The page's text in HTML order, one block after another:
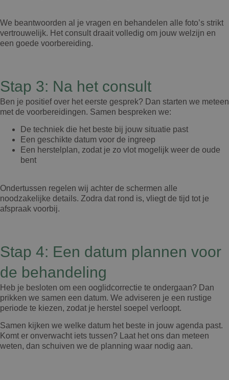
We beantwoorden al je vragen en behandelen alle foto’s strikt
vertrouwelijk. Het consult draait volledig om jouw welzijn en
een goede voorbereiding.
Stap 3: Na het consult
Ben je positief over het eerste gesprek? Dan starten we meteen
met de voorbereidingen. Samen bespreken we:
De techniek die het beste bij jouw situatie past
Een geschikte datum voor de ingreep
Een herstelplan, zodat je zo vlot mogelijk weer de oude
bent
Ondertussen regelen wij achter de schermen alle
noodzakelijke details. Zodra dat rond is, vliegt de tijd tot je
afspraak voorbij.
Stap 4: Een datum plannen voor
de behandeling
Heb je besloten om een ooglidcorrectie te ondergaan? Dan
prikken we samen een datum. We adviseren je een rustige
periode te kiezen, zodat je herstel soepel verloopt.
Samen kijken we welke datum het beste in jouw agenda past.
Komt er onverwacht iets tussen? Laat het ons dan meteen
weten, dan schuiven we de planning waar nodig aan.